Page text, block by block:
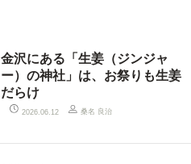
金沢にある「生姜（ジンジャ
ー）の神社」は、お祭りも生姜
だらけ
2026.06.12 桑名 良治